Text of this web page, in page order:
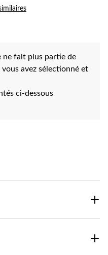
ne fait plus partie de
vous avez sélectionné et
ci-dessous